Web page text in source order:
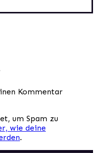
Kommentar
um Spam zu
wie deine
.